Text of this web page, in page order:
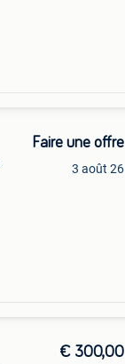
Faire une offre
3 août 26
€ 300,00